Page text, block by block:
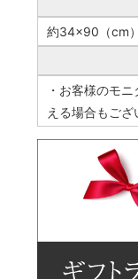
約34×90（cm）
・お客様のモ
える場合もござ